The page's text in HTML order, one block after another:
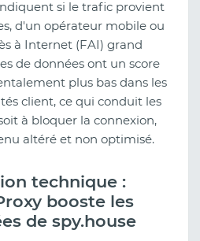
si le trafic provient
d'un opérateur mobile ou
à Internet (FAI) grand
de données ont un score
plus bas dans les
client, ce qui conduit les
à bloquer la connexion,
altéré et non optimisé.
technique :
booste les
de spy.house